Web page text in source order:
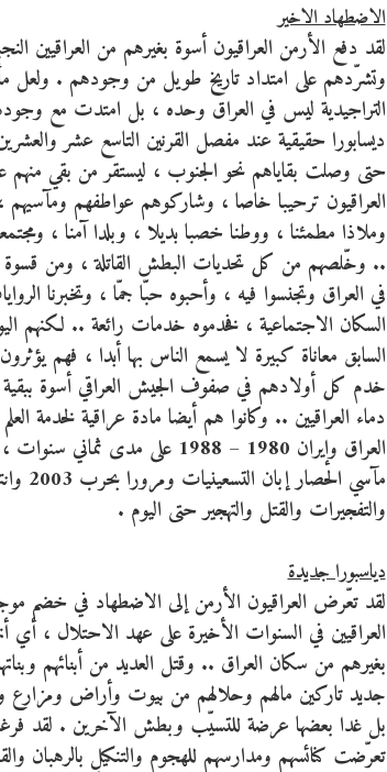
الاضطهاد الاخير
لقد دفع الأرمن العراقيون أسوة بغيرهم من العراقيين
وتشرّدهم على امتداد تاريخ طويل من وجودهم . ولعل
التراجيدية ليس في العراق وحده ، بل امتدت مع
ديسابورا حقيقية عند مفصل القرنين التاسع عشر
حتى وصلت بقاياهم نحو الجنوب ، ليستقر من بقي منهم
العراقيون ترحيبا خاصا ، وشاركوهم عواطفهم ومآسيهم
وملاذا مطمئنا ، ووطنا خصبا بديلا ، وبلدا آمنا ،
.. وخّلصهم من كل تحديات البطش القاتلة ، ومن قسوة
في العراق وتجنسوا فيه ، وأحبوه حبّا جمّا ، وتخبرنا
السكان الاجتماعية ، فخدموه خدمات رائعة .. لكنهم
السابق معاناة كبيرة لا يسمع الناس بها أبدا ، فهم
خدم كل أولادهم في صفوف الجيش العراقي أسوة
دماء العراقيين .. وكانوا هم أيضا مادة عراقية لخدمة
مآسي
والتفجيرات والقتل والتهجير حتى اليوم .
دياسبورا جديدة
لقد تعّرض العراقيون الأرمن إلى الاضطهاد في خضم
العراقيين في السنوات الأخيرة على عهد الاحتلال ، أي
بغيرهم من سكان العراق .. وقتل العديد من أبنائهم
جديد تاركين مالهم وحلالهم من بيوت وأراض ومزارع
بل غدا بعضها عرضة للتسيّب وبطش الآخرين . لقد فرغت
تعرّضت كنائسهم ومدارسهم للهجوم والتنكيل